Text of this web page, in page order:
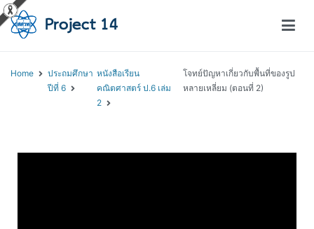
Home
ประถมศึกษา
ปีที่ 6
หนังสือเรียน
คณิตศาสตร์ ป.6 เล่ม
2
โจทย์ปัญหาเกี่ยวกับพื้นที่ของรูป
หลายเหลี่ยม (ตอนที่ 2)